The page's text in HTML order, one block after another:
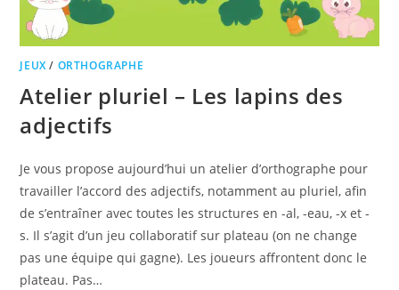
JEUX/ ORTHOGRAPHE
Atelier pluriel – Les lapins des
adjectifs
Je vous propose aujourd’hui un atelier d’orthographe pour
travailler l’accord des adjectifs, notamment au pluriel, afin
de s’entraîner avec toutes les structures en -al, -eau, -x et -
s. Il s’agit d’un jeu collaboratif sur plateau (on ne change
pas une équipe qui gagne). Les joueurs affrontent donc le
plateau. Pas…